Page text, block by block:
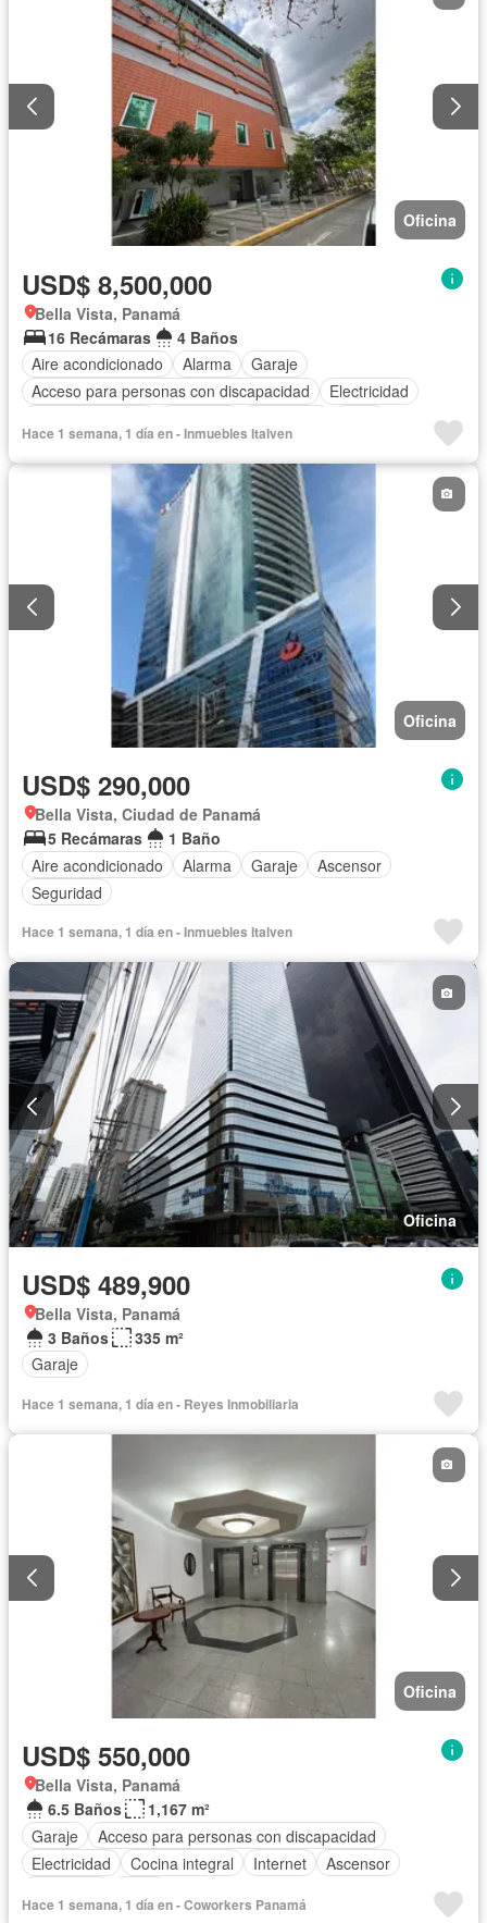
Oficina
USD$ 8,500,000
Bella Vista, Panamá
16 Recámaras
4 Baños
Aire acondicionado
Alarma
Garaje
Acceso para personas con discapacidad
Electricidad
Hace 1 semana, 1 día en - Inmuebles Italven
Oficina
USD$ 290,000
Bella Vista, Ciudad de Panamá
5 Recámaras
1 Baño
Aire acondicionado
Alarma Garaje
Ascensor
Seguridad
Hace 1 semana, 1 día en - Inmuebles Italven
Oficina
USD$ 489,900
Bella Vista, Panamá
3 Baños
335 m²
Garaje
Hace 1 semana, 1 día en - Reyes Inmobiliaria
Oficina
USD$ 550,000
Bella Vista, Panamá
6.5 Baños
1,167 m²
Garaje
Acceso para personas con discapacidad
Electricidad
Cocina integral Internet
Ascensor
Hace 1 semana, 1 día en - Coworkers Panamá